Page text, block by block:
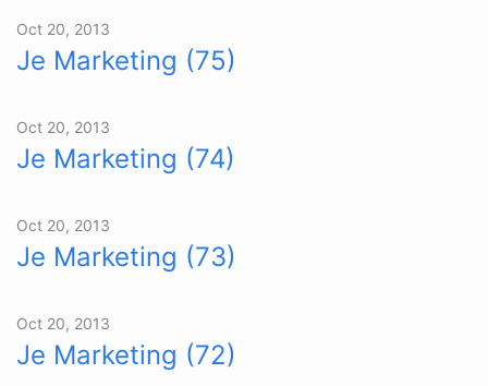
Oct 20, 2013
Je Marketing (75)
Oct 20, 2013
Je Marketing (74)
Oct 20, 2013
Je Marketing (73)
Oct 20, 2013
Je Marketing (72)